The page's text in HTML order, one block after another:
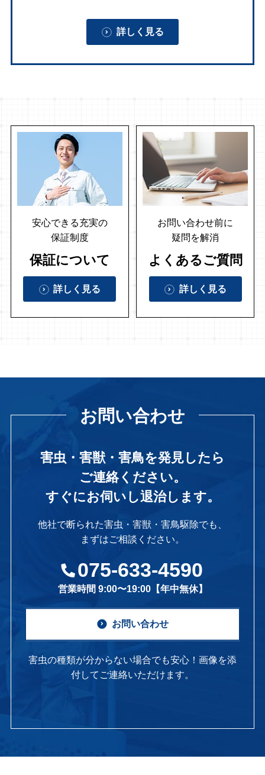
詳しく見る
安心できる充実の
保証制度
保証について
詳しく見る
お問い合わせ前に
疑問を解消
よくあるご質問
詳しく見る
お問い合わせ
害虫・害獣・害鳥を発見したら
ご連絡ください。
すぐにお伺いし退治します。
他社で断られた害虫・害獣・害鳥駆除でも、
まずはご相談ください。
075-633-4590
営業時間 9:00〜19:00【年中無休】
お問い合わせ
害虫の種類が分からない場合でも安心！画像を添
付してご連絡いただけます。